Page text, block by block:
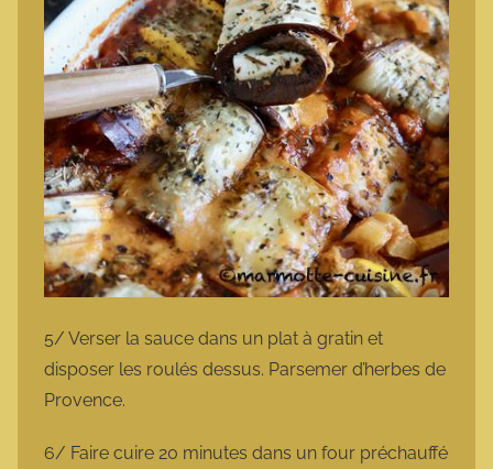
5/ Verser la sauce dans un plat à gratin et
disposer les roulés dessus. Parsemer d’herbes de
Provence.
6/ Faire cuire 20 minutes dans un four préchauffé